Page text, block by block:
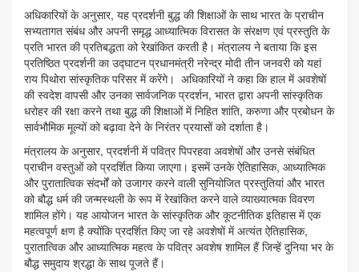
अधिकारियों के अनुसार, यह प्रदर्शनी बुद्ध की शिक्षाओं के साथ भारत के प्राचीन
सभ्यतागत संबंध और अपनी समृद्ध आध्यात्मिक विरासत के संरक्षण एवं प्रस्तुति के
प्रति भारत की प्रतिबद्धता को रेखांकित करती है। मंत्रालय ने बताया कि इस
प्रतिष्ठित प्रदर्शनी का उद्घाटन प्रधानमंत्री नरेन्द्र मोदी तीन जनवरी को यहां
राय पिथोरा सांस्कृतिक परिसर में करेंगे। अधिकारियों ने कहा कि हाल में अवशेषों
की स्वदेश वापसी और उनका सार्वजनिक प्रदर्शन, भारत द्वारा अपनी सांस्कृतिक
धरोहर की रक्षा करने तथा बुद्ध की शिक्षाओं में निहित शांति, करुणा और प्रबोधन के
सार्वभौमिक मूल्यों को बढ़ावा देने के निरंतर प्रयासों को दर्शाता है।
मंत्रालय के अनुसार, प्रदर्शनी में पवित्र पिपरहवा अवशेषों और उनसे संबंधित
प्राचीन वस्तुओं को प्रदर्शित किया जाएगा। इसमें उनके ऐतिहासिक, आध्यात्मिक
और पुरातात्विक संदर्भों को उजागर करने वाली सुनियोजित प्रस्तुतियां और भारत
को बौद्ध धर्म की जन्मस्थली के रूप में रेखांकित करने वाले व्याख्यात्मक विवरण
शामिल होंगे। यह आयोजन भारत के सांस्कृतिक और कूटनीतिक इतिहास में एक
महत्वपूर्ण क्षण है क्योंकि प्रदर्शित किए जा रहे अवशेषों में अत्यंत ऐतिहासिक,
पुरातात्विक और आध्यात्मिक महत्व के पवित्र अवशेष शामिल हैं जिन्हें दुनिया भर के
बौद्ध समुदाय श्रद्धा के साथ पूजते हैं।